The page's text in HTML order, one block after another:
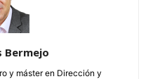
Bermejo
y máster en Dirección y